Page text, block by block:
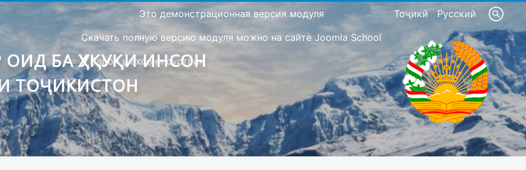
Тоҷикӣ Русский
Это демонстрационная версия модуля
Скачать полную версию модуля можно на сайте Joomla School
Барои шахсони сустбин
БА ҲУҚУҚИ ИНСОН
ТОҶИКИСТОН